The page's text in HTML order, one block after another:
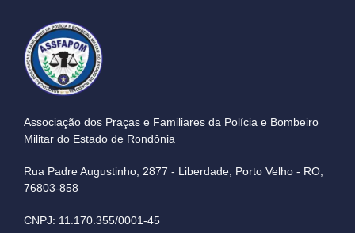
Associação dos Praças e Familiares da Polícia e Bombeiro
Militar do Estado de Rondônia
Rua Padre Augustinho, 2877 - Liberdade, Porto Velho - RO,
76803-858
CNPJ: 11.170.355/0001-45